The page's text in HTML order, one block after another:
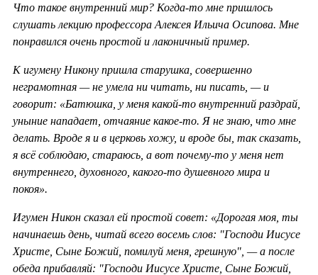
Что такое внутренний мир? Когда-то мне пришлось
слушать лекцию профессора Алексея Ильича Осипова. Мне
понравился очень простой и лаконичный пример.
К игумену Никону пришла старушка, совершенно
неграмотная — не умела ни читать, ни писать, — и
говорит: «Батюшка, у меня какой-то внутренний раздрай,
уныние нападает, отчаяние какое-то. Я не знаю, что мне
делать. Вроде я и в церковь хожу, и вроде бы, так сказать,
я всё соблюдаю, стараюсь, а вот почему-то у меня нет
внутреннего, духовного, какого-то душевного мира и
покоя».
Игумен Никон сказал ей простой совет: «Дорогая моя, ты
начинаешь день, читай всего восемь слов: "Господи Иисусе
Христе, Сыне Божий, помилуй меня, грешную", — а после
обеда прибавляй: "Господи Иисусе Христе, Сыне Божий,